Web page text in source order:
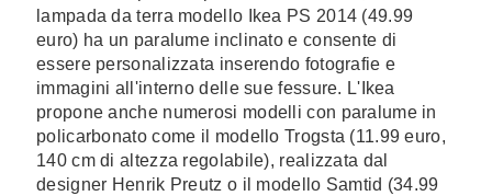
lampada da terra modello Ikea PS 2014 (49.99
euro) ha un paralume inclinato e consente di
essere personalizzata inserendo fotografie e
immagini all'interno delle sue fessure. L'Ikea
propone anche numerosi modelli con paralume in
policarbonato come il modello Trogsta (11.99 euro,
140 cm di altezza regolabile), realizzata dal
designer Henrik Preutz o il modello Samtid (34.99